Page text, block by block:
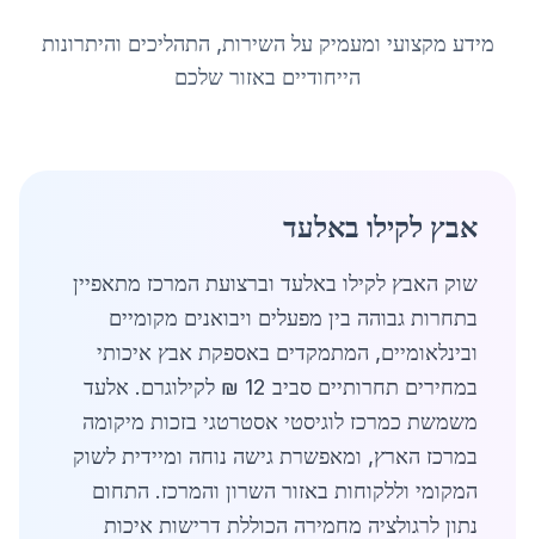
מידע מקצועי ומעמיק על השירות, התהליכים והיתרונות
הייחודיים באזור שלכם
אבץ לקילו באלעד
שוק האבץ לקילו באלעד וברצועת המרכז מתאפיין
בתחרות גבוהה בין מפעלים ויבואנים מקומיים
ובינלאומיים, המתמקדים באספקת אבץ איכותי
במחירים תחרותיים סביב 12 ₪ לקילוגרם. אלעד
משמשת כמרכז לוגיסטי אסטרטגי בזכות מיקומה
במרכז הארץ, ומאפשרת גישה נוחה ומיידית לשוק
המקומי וללקוחות באזור השרון והמרכז. התחום
נתון לרגולציה מחמירה הכוללת דרישות איכות